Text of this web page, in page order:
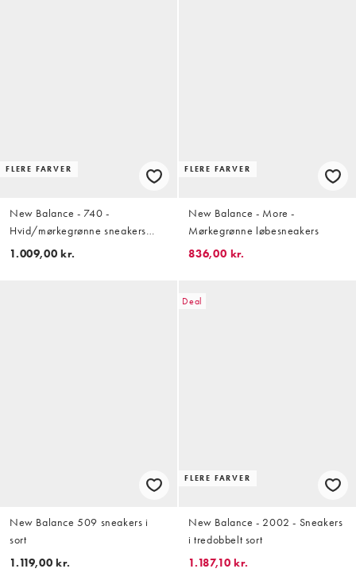
FLERE FARVER
New Balance - 740 -
Hvid/mørkegrønne sneakers
med metallic finish
1.009,00 kr.
FLERE FARVER
New Balance - More -
Mørkegrønne løbesneakers
836,00 kr.
New Balance 509 sneakers i
sort
1.119,00 kr.
Deal
FLERE FARVER
New Balance - 2002 - Sneakers
i tredobbelt sort
1.187,10 kr.